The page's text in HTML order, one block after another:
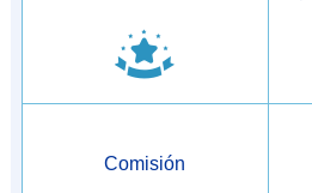
Comisión